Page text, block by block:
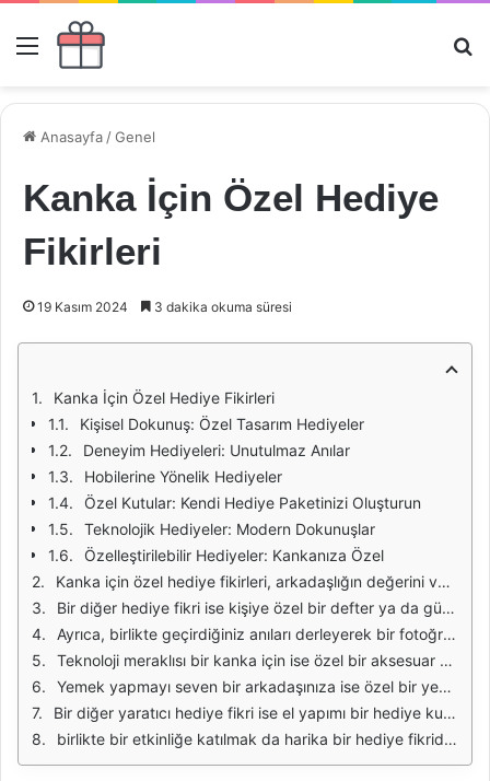
Menü
Anasayfa /Genel
Kanka İçin Özel Hediye
Fikirleri
19 Kasım 2024 3 dakika okuma süresi
Kanka İçin Özel Hediye Fikirleri
Kişisel Dokunuş: Özel Tasarım Hediyeler
Deneyim Hediyeleri: Unutulmaz Anılar
Hobilerine Yönelik Hediyeler
Özel Kutular: Kendi Hediye Paketinizi Oluşturun
Teknolojik Hediyeler: Modern Dokunuşlar
Özelleştirilebilir Hediyeler: Kankanıza Özel
Kanka için özel hediye fikirleri, arkadaşlığın değerini vurgulamak ve ona olan bağlılığınızı göstermek için harika bir yoldur. Bu tür hediyeler, kişisel bir dokunuşla hazırlanmış olursa, daha da anlam kazanır. Örneğin, kankanızın en sevdiği renklerde özel bir tişört tasarlatabilirsiniz. Üzerine birlikte çekilmiş bir fotoğraf ya da anlamlı bir mesaj eklemek, hediyeyi daha da özel kılacaktır.
Bir diğer hediye fikri ise kişiye özel bir defter ya da günlük. Kankanızın hayallerini, hedeflerini ve anılarını yazabileceği bu defter, ona her zaman yanınızda olduğunuzu hatırlatacak. Üzerine onun ismini ya da birlikte geçirdiğiniz özel bir tarihi yazdırarak daha da kişisel hale getirebilirsiniz.
Ayrıca, birlikte geçirdiğiniz anıları derleyerek bir fotoğraf albümü oluşturmak da harika bir hediye fikridir. Bu albümde, birlikte gülüp eğlendiğiniz anların fotoğraflarını yerleştirebilir ve her fotoğrafın altına o anın ne kadar özel olduğunu anlatan kısa notlar ekleyebilirsiniz. Bu, hem duygusal bir hediye olur hem de anılarınızı canlı tutar.
Teknoloji meraklısı bir kanka için ise özel bir aksesuar hediye etmek iyi bir fikir olabilir. Örneğin, bir akıllı saat ya da kablosuz kulaklık, onun günlük yaşamını kolaylaştırırken aynı zamanda şık bir görünüm de kazandırır. Bu tür hediyeleri, onun tarzına uygun renk ve modelde seçmek önemlidir.
Yemek yapmayı seven bir arkadaşınıza ise özel bir yemek kitabı hediye edebilirsiniz. Bu kitabın içine, birlikte yaptığınız yemeklerin tariflerini de ekleyerek ona özel bir dokunuş katabilirsiniz. Ayrıca, beraber bir yemek yapma günü planlayarak bu hediyeyi daha da eğlenceli hale getirebilirsiniz.
Bir diğer yaratıcı hediye fikri ise el yapımı bir hediye kutusu hazırlamaktır. İçine onun en sevdiği atıştırmalıkları, küçük notlar ve belki de bir film veya oyun ekleyerek sürpriz bir hediye oluşturabilirsiniz. Bu kutu, hem düşünceli hem de kişisel bir dokunuş içerir.
birlikte bir etkinliğe katılmak da harika bir hediye fikridir. Konser bileti, tiyatro oyunu veya bir atölye çalışması gibi etkinlikler, birlikte güzel anılar biriktirmenizi sağlar. Bu tür deneyimler, maddi hediyelerden çok daha değerli ve kalıcı olabilir.